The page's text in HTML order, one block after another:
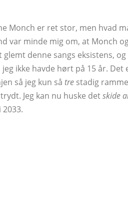
Monch er ret stor, men hvad
var minde mig om, at Monch
glemt denne sangs eksistens,
ikke havde hørt på 15 år. Det
så jeg kun så tre stadig
Jeg kan nu huske detskide